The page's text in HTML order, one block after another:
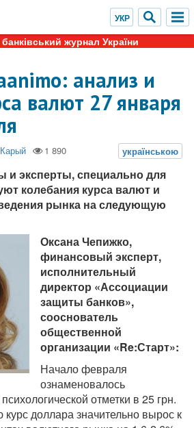
журнал України
анализ и
валют 27 января
и эксперты, специально для
колебания курса валют и
рынка на следующую
Оксана Чепижко,
финансовый эксперт,
исполнительный
директор «Ассоциации
защиты банков»,
сооснователь
общественной
организации «Re:Старт»:
Начало февраля
ознаменовалось
отметки в 25 грн.
доллара значительно вырос к